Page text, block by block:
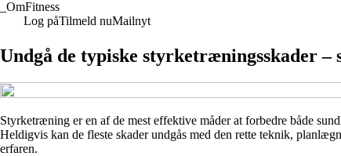
OmFitness
Log påTilmeld nuMailnyt
Undgå de typiske styrketræningsskader
Styrketræning er en af de mest effektive måder at forbedre både
Heldigvis kan de fleste skader undgås med den rette teknik,
erfaren.